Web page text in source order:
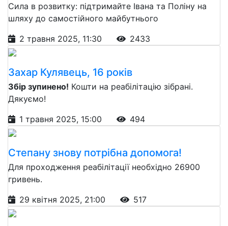
Сила в розвитку: підтримайте Івана та Поліну на
шляху до самостійного майбутнього
2 травня 2025, 11:30
2433
Захар Кулявець, 16 років
Збір зупинено! Кошти на реабілітацію зібрані.
Дякуємо!
1 травня 2025, 15:00
494
Степану знову потрібна допомога!
Для проходження реабілітації необхідно 26900
гривень.
29 квітня 2025, 21:00
517